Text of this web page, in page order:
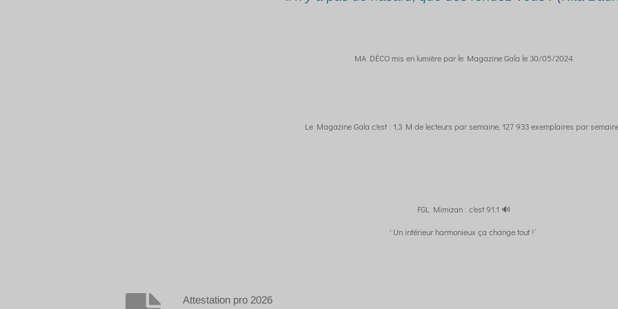
MA DÉCO mis en lumière par le Magazine Gala le 30/05/2024
Le Magazine Gala c'est : 1,3 M de lecteurs par semaine, 127 933 exemplaires par
FGL Mimizan : c'est 91.1 🔊
' Un intérieur harmonieux ça change tout !´
Attestation pro 2026